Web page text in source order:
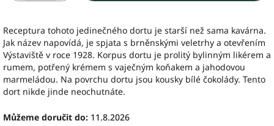
Receptura tohoto jedinečného dortu je starší než sama kavárna.
Jak název napovídá, je spjata s brněnskými veletrhy a otevřením
Výstaviště v roce 1928. Korpus dortu je prolitý bylinným likérem a
rumem, potřený krémem s vaječným koňakem a jahodovou
marmeládou. Na povrchu dortu jsou kousky bílé čokolády. Tento
dort nikde jinde neochutnáte.
Můžeme doručit do: 11.8.2026